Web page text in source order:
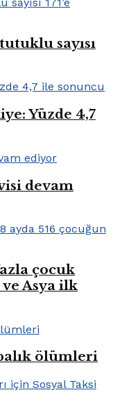
sayısı
Yüzde 4,7
devam
çocuk
Asya ilk
ölümleri